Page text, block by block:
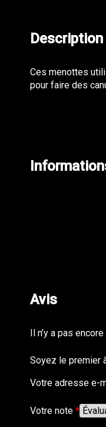
Description
Ces menottes
pour faire des
Avis
Il n’y a pas encore
Soyez le premier
Votre adresse e-
Votre note *